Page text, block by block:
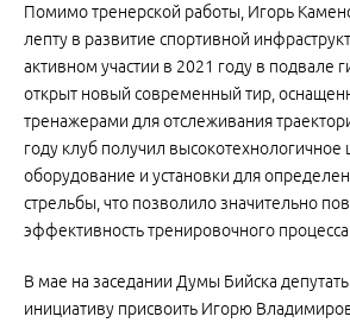
Помимо тренерской работы, Игорь
лепту в развитие спортивной
активном участии в 2021 году в подвале
открыт новый современный тир,
тренажерами для отслеживания
году клуб получил высокотехнологичное
оборудование и установки для
стрельбы, что позволило значительно
эффективность тренировочного процесса.
В мае на заседании Думы Бийска
инициативу присвоить Игорю